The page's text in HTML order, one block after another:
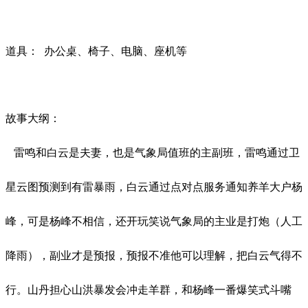
道具： 办公桌、椅子、电脑、座机等
故事大纲：
雷鸣和白云是夫妻，也是气象局值班的主副班，雷鸣通过卫
星云图预测到有雷暴雨，白云通过点对点服务通知养羊大户杨
峰，可是杨峰不相信，还开玩笑说气象局的主业是打炮（人工
降雨），副业才是预报，预报不准他可以理解，把白云气得不
行。山丹担心山洪暴发会冲走羊群，和杨峰一番爆笑式斗嘴